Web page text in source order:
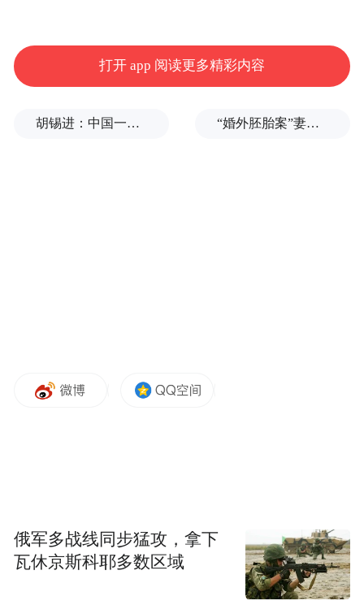
“特别声明：以上作品内容(包括在内的视频、图片或音
Notice: The content above (including the videos,
pictures and audios if any) is uploaded and posted
打开 app 阅读更多精彩内容
胡锡进：中国一天怒回五拳，中美最新较量会走多远？ “婚外胚胎案”妻子：患病期间男方疑似多次有外遇，第三者经营的茶馆距自己家步行仅15分钟
俄军多战线同步猛攻，拿下
瓦休京斯科耶多数区域